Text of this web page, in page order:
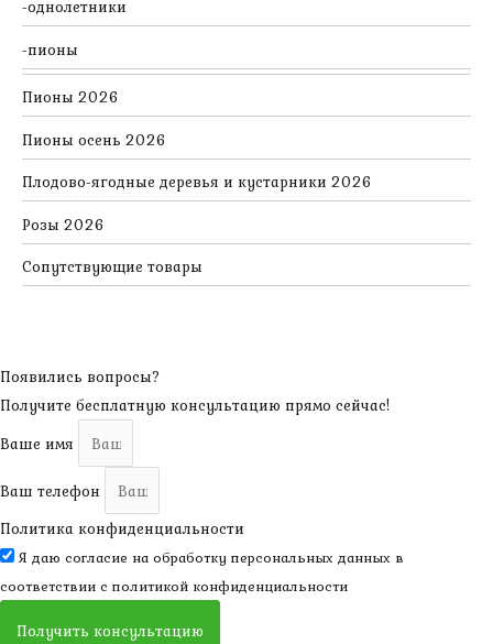
однолетники
пионы
Пионы 2026
Пионы осень 2026
Плодово-ягодные деревья и кустарники 2026
Розы 2026
Сопутствующие товары
Появились вопросы?
Получите бесплатную консультацию прямо сейчас!
Ваше имя
Ваш телефон
Политика конфиденциальности
Я даю согласие на обработку персональных данных в
соответствии с политикой конфиденциальности
Получить консультацию